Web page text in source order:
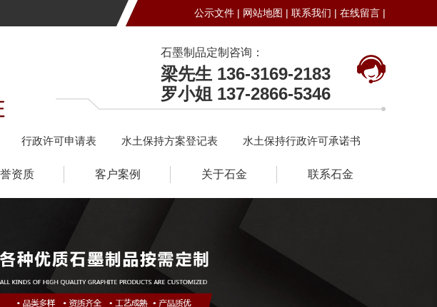
公示文件 | 网站地图 | 联系我们 | 在线留言 |
石墨制品定制咨询：
梁先生 136-3169-2183
罗小姐 137-2866-5346
水土保持行政许可承诺书
水土保持方案登记表
行政许可申请表
资质 客户案例 关于石金 联系石金